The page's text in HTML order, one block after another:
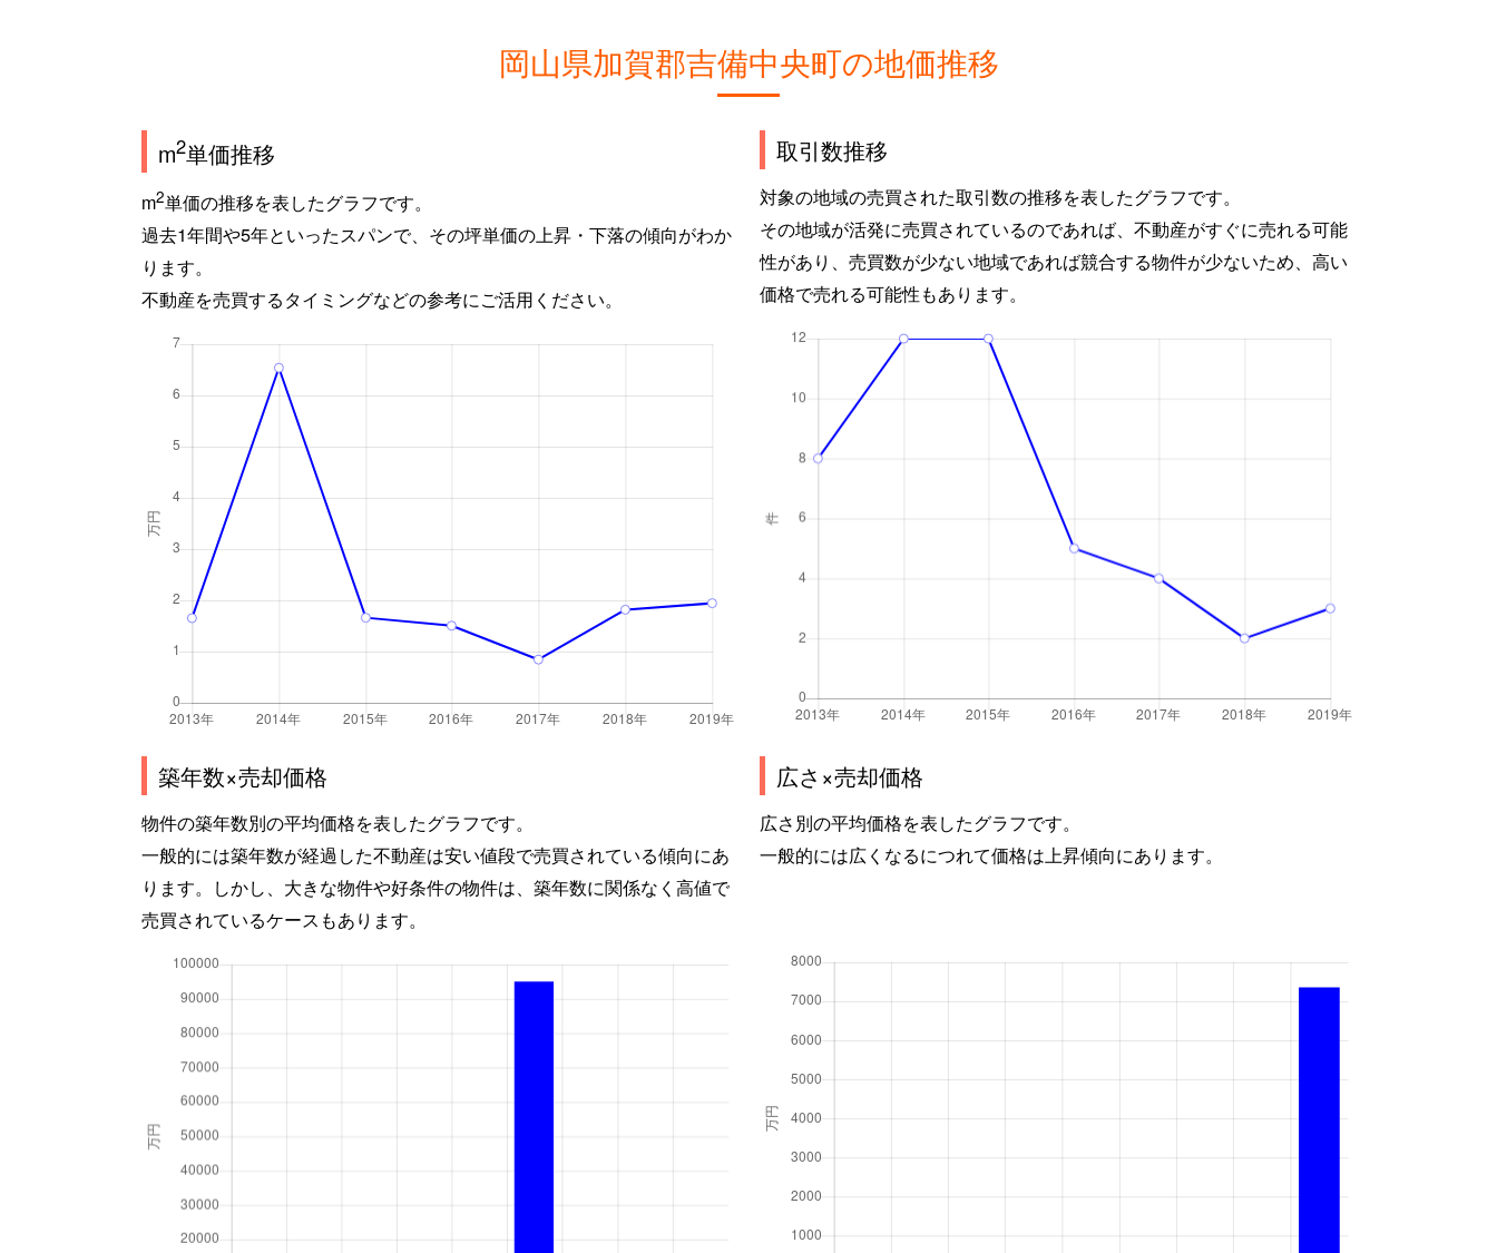
岡山県加賀郡吉備中央町の地価推移
m2単価推移
m2単価の推移を表したグラフです。
過去1年間や5年といったスパンで、その坪単価の上昇・下落の傾向がわか
ります。
不動産を売買するタイミングなどの参考にご活用ください。
取引数推移
対象の地域の売買された取引数の推移を表したグラフです。
その地域が活発に売買されているのであれば、不動産がすぐに売れる可能
性があり、売買数が少ない地域であれば競合する物件が少ないため、高い
価格で売れる可能性もあります。
築年数×売却価格
物件の築年数別の平均価格を表したグラフです。
一般的には築年数が経過した不動産は安い値段で売買されている傾向にあ
ります。しかし、大きな物件や好条件の物件は、築年数に関係なく高値で
売買されているケースもあります。
広さ×売却価格
広さ別の平均価格を表したグラフです。
一般的には広くなるにつれて価格は上昇傾向にあります。